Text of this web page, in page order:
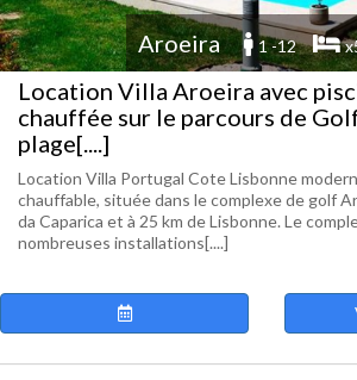
Aroeira 1 -12
Location Villa Aroeira avec
chauffée sur le parcours de
plage[....]
Location Villa Portugal Cote Lisbonne
chauffable, située dans le complexe de golf
da Caparica et à 25 km de Lisbonne. Le
nombreuses installations[....]